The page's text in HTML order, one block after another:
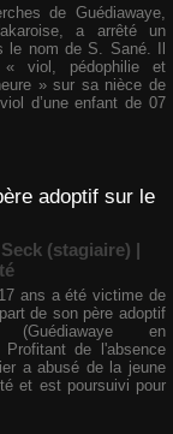
de Guédiawaye,
a arrêté un
le nom de S. Sané. Il
viol, pédophilie et
» sur sa nièce de
d’une enfant de 07
adoptif sur le
(stagiaire) |
ans a été victime de
de son père adoptif
en
Profitant de l'absence
a abusé de la jeune
et est poursuivi pour